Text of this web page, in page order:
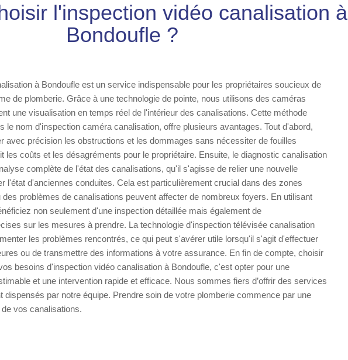
l'inspection vidéo canalisation à
Bondoufle ?
à Bondoufle est un service indispensable pour les propriétaires soucieux de
de plomberie. Grâce à une technologie de pointe, nous utilisons des caméras
une visualisation en temps réel de l'intérieur des canalisations. Cette méthode
le nom d'inspection caméra canalisation, offre plusieurs avantages. Tout d'abord,
avec précision les obstructions et les dommages sans nécessiter de fouilles
les coûts et les désagréments pour le propriétaire. Ensuite, le diagnostic canalisation
complète de l'état des canalisations, qu'il s'agisse de relier une nouvelle
l'état d'anciennes conduites. Cela est particulièrement crucial dans des zones
problèmes de canalisations peuvent affecter de nombreux foyers. En utilisant
non seulement d'une inspection détaillée mais également de
sur les mesures à prendre. La technologie d'inspection télévisée canalisation
les problèmes rencontrés, ce qui peut s'avérer utile lorsqu'il s'agit d'effectuer
ou de transmettre des informations à votre assurance. En fin de compte, choisir
besoins d'inspection vidéo canalisation à Bondoufle, c'est opter pour une
et une intervention rapide et efficace. Nous sommes fiers d’offrir des services
dispensés par notre équipe. Prendre soin de votre plomberie commence par une
vos canalisations.